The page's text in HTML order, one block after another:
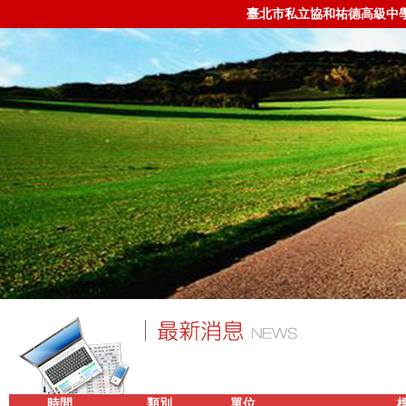
臺北市私立協和祐德高級中